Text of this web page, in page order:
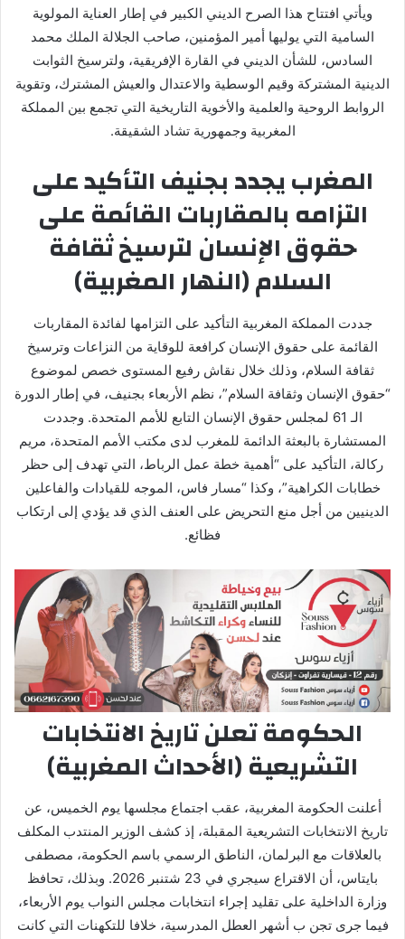
ي
ويأتي افتتاح هذا الصرح الديني الكبير في إطار العناية المولوية
السامية التي يوليها أمير المؤمنين، صاحب الجلالة الملك محمد
السادس، للشأن الديني في القارة الإفريقية، ولترسيخ الثوابت
الدينية المشتركة وقيم الوسطية والاعتدال والعيش المشترك، وتقوية
الروابط الروحية والعلمية والأخوية التاريخية التي تجمع بين المملكة
المغربية وجمهورية تشاد الشقيقة.
المغرب يجدد بجنيف التأكيد على
التزامه بالمقاربات القائمة على
حقوق الإنسان لترسيخ ثقافة
السلام (النهار المغربية)
جددت المملكة المغربية التأكيد على التزامها لفائدة المقاربات
القائمة على حقوق الإنسان كرافعة للوقاية من النزاعات وترسيخ
ثقافة السلام، وذلك خلال نقاش رفيع المستوى خصص لموضوع
“حقوق الإنسان وثقافة السلام”، نظم الأربعاء بجنيف، في إطار الدورة
الـ 61 لمجلس حقوق الإنسان التابع للأمم المتحدة. وجددت
المستشارة بالبعثة الدائمة للمغرب لدى مكتب الأمم المتحدة، مريم
ركالة، التأكيد على “أهمية خطة عمل الرباط، التي تهدف إلى حظر
خطابات الكراهية”، وكذا “مسار فاس، الموجه للقيادات والفاعلين
الدينيين من أجل منع التحريض على العنف الذي قد يؤدي إلى ارتكاب
فظائع.
الحكومة تعلن تاريخ الانتخابات
التشريعية (الأحداث المغربية)
أعلنت الحكومة المغربية، عقب اجتماع مجلسها يوم الخميس، عن
تاريخ الانتخابات التشريعية المقبلة، إذ كشف الوزير المنتدب المكلف
بالعلاقات مع البرلمان، الناطق الرسمي باسم الحكومة، مصطفى
بايتاس، أن الاقتراع سيجري في 23 شتنبر 2026. وبذلك، تحافظ
وزارة الداخلية على تقليد إجراء انتخابات مجلس النواب يوم الأربعاء،
فيما جرى تجن ب أشهر العطل المدرسية، خلافا للتكهنات التي كانت